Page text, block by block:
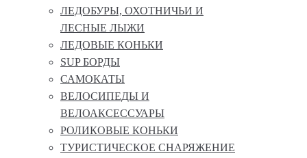
ЛЕДОБУРЫ, ОХОТНИЧЬИ И
ЛЕСНЫЕ ЛЫЖИ
ЛЕДОВЫЕ КОНЬКИ
SUP БОРДЫ
САМОКАТЫ
ВЕЛОСИПЕДЫ И
ВЕЛОАКСЕССУАРЫ
РОЛИКОВЫЕ КОНЬКИ
ТУРИСТИЧЕСКОЕ СНАРЯЖЕНИЕ